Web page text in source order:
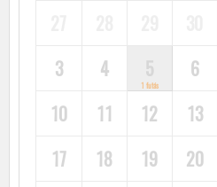
3 4
1 futás
6
10
11 12 13
17 18 19 20